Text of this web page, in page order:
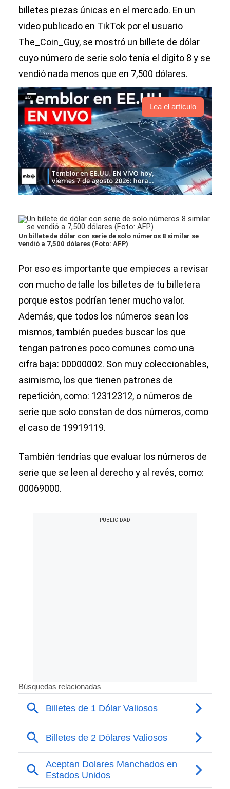
billetes piezas únicas en el mercado. En un
video publicado en TikTok por el usuario
The_Coin_Guy, se mostró un billete de dólar
cuyo número de serie solo tenía el dígito 8 y se
vendió nada menos que en 7,500 dólares.
Lea el artículo
Un billete de dólar con serie de solo números 8 similar se
vendió a 7,500 dólares (Foto: AFP)
Por eso es importante que empieces a revisar
con mucho detalle los billetes de tu billetera
porque estos podrían tener mucho valor.
Además, que todos los números sean los
mismos, también puedes buscar los que
tengan patrones poco comunes como una
cifra baja: 00000002. Son muy coleccionables,
asimismo, los que tienen patrones de
repetición, como: 12312312, o números de
serie que solo constan de dos números, como
el caso de 19919119.
También tendrías que evaluar los números de
serie que se leen al derecho y al revés, como:
00069000.